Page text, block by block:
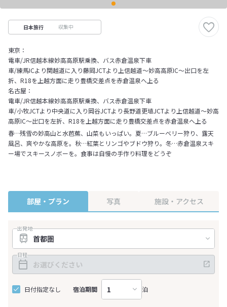
日本旅行 収集中
東京：
電車/JR信越本線妙高高原駅乗換、バス赤倉温泉下車
車/練馬ICより関越道に入り藤岡JCTより上信越道～妙高高原IC～出口を左
折、R18を上越方面に走り豊橋交差点を赤倉温泉へ上る
名古屋：
電車/JR信越本線妙高高原駅乗換、バス赤倉温泉下車
車/小牧JCTより中央道に入り岡谷JCTより長野道更埴JCTより上信越道～妙高
高原IC～出口を左折、R18を上越方面に走り豊橋交差点を赤倉温泉へ上る
春…残雪の妙高山と水芭蕉、山菜もいっぱい。夏…ブルーベリー狩り、露天
風呂、爽やかな高原を。秋…紅葉とリンゴやブドウ狩り。冬…赤倉温泉スキ
ー場でスキースノボーを。食事は自慢の手作り料理をどうぞ
部屋・プラン 写真 施設・アクセス
出発地
日程
日付指定なし 宿泊期間 泊